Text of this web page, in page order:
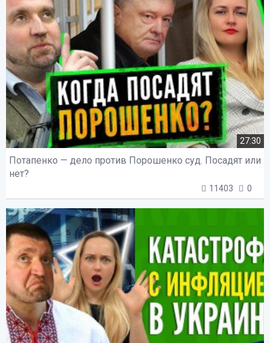
27:30
Потапенко — дело против Порошенко суд. Посадят или
нет?
11403 0